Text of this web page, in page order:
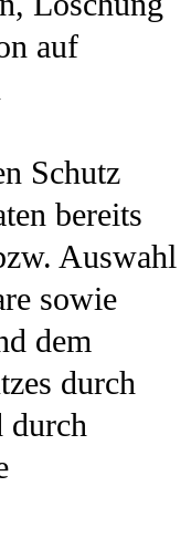
auf
Schutz
bereits
Auswahl
sowie
dem
durch
durch